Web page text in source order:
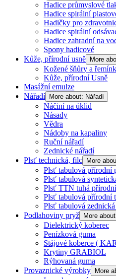
Hadice průmyslové
Hadice spirální
Hadičky pro
Hadice spirální
Hadice zahradní na
Spony hadicové
Kůže, přírodní usně More
Kožené šňůry a
Kůže, přírodní Usně
Masážní emulze
Nářadí More about: Nářadí
Náčiní na úklid
Násady
Vědra
Nádoby na kapaliny
Ruční nářadí
Zednické nářadí
Plsť technická, filc More
Plsť tabulová přírodní
Plsť tabulová
Plsť TTN tuhá přírodní
Plsť tabulová přírodní
Plsť tabulová zednická
Podlahoviny pryž More
Dielektrický koberec
Penízková guma
Stájové koberce (
Krytiny GRABIOL
Rýhovaná guma
Provaznické výrobky More